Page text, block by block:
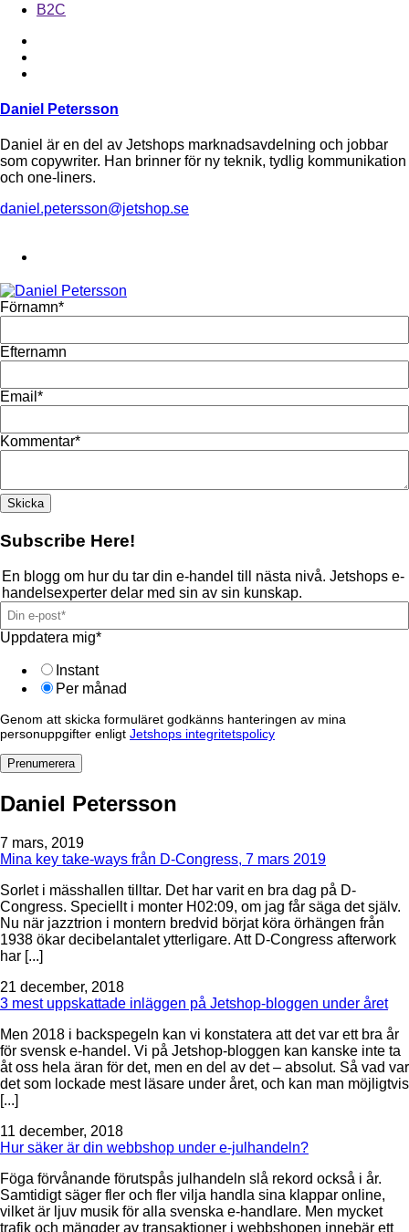
B2C
Daniel Petersson
Daniel är en del av Jetshops marknadsavdelning och jobbar
som copywriter. Han brinner för ny teknik, tydlig kommunikation
och one-liners.
daniel.petersson@jetshop.se
Förnamn*
Efternamn
Email *
Kommentar*
Subscribe Here!
En blogg om hur du tar din e-handel till nästa nivå. Jetshops e-
handelsexperter delar med sin av sin kunskap.
Uppdatera mig*
Instant
Per månad
Genom att skicka formuläret godkänns hanteringen av mina
personuppgifter enligt Jetshops integritetspolicy
Daniel Petersson
7 mars, 2019
Mina key take-ways från D-Congress, 7 mars 2019
Sorlet i mässhallen tilltar. Det har varit en bra dag på D-
Congress. Speciellt i monter H02:09, om jag får säga det själv.
Nu när jazztrion i montern bredvid börjat köra örhängen från
1938 ökar decibelantalet ytterligare. Att D-Congress afterwork
har [...]
21 december, 2018
3 mest uppskattade inläggen på Jetshop-bloggen under året
Men 2018 i backspegeln kan vi konstatera att det var ett bra år
för svensk e-handel. Vi på Jetshop-bloggen kan kanske inte ta
åt oss hela äran för det, men en del av det – absolut. Så vad var
det som lockade mest läsare under året, och kan man möjligtvis
[...]
11 december, 2018
Hur säker är din webbshop under e-julhandeln?
Föga förvånande förutspås julhandeln slå rekord också i år.
Samtidigt säger fler och fler vilja handla sina klappar online,
vilket är ljuv musik för alla svenska e-handlare. Men mycket
trafik och mängder av transaktioner i webbshopen innebär ett